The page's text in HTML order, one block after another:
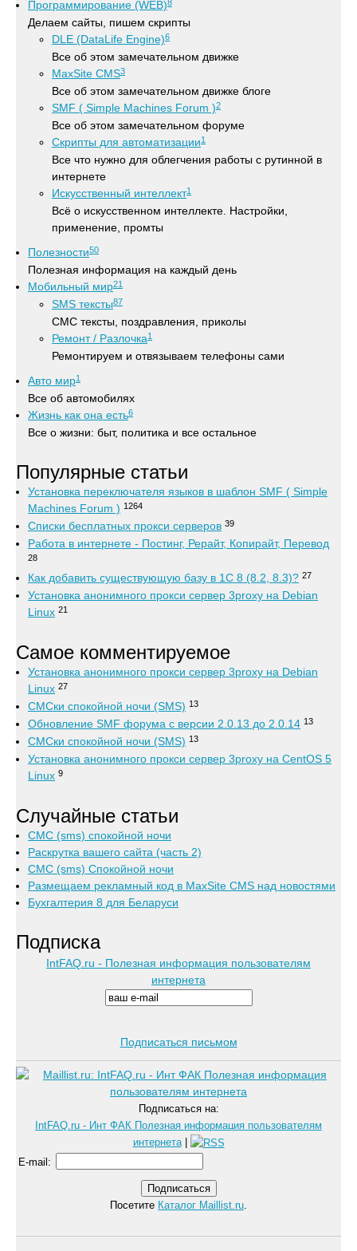
Программирование (WEB)8
Делаем сайты, пишем скрипты
DLE (DataLife Engine)6
Все об этом замечательном движке
MaxSite CMS3
Все об этом замечательном движке блоге
SMF ( Simple Machines Forum )2
Все об этом замечательном форуме
Скрипты для автоматизации1
Все что нужно для облегчения работы с рутинной в
интернете
Искусственный интеллект1
Всё о искусственном интеллекте. Настройки,
применение, промты
Полезности50
Полезная информация на каждый день
Мобильный мир21
SMS тексты87
СМС тексты, поздравления, приколы
Ремонт / Разлочка1
Ремонтируем и отвязываем телефоны сами
Авто мир1
Все об автомобилях
Жизнь как она есть6
Все о жизни: быт, политика и все остальное
Популярные статьи
Установка переключателя языков в шаблон SMF ( Simple
Machines Forum ) 1264
Списки бесплатных прокси серверов 39
Работа в интернете - Постинг, Рерайт, Копирайт, Перевод
28
Как добавить существующую базу в 1С 8 (8.2, 8.3)? 27
Установка анонимного прокси сервер 3proxy на Debian
Linux 21
Самое комментируемое
Установка анонимного прокси сервер 3proxy на Debian
Linux 27
СМСки спокойной ночи (SMS) 13
Обновление SMF форума с версии 2.0.13 до 2.0.14 13
СМСки спокойной ночи (SMS) 13
Установка анонимного прокси сервер 3proxy на CentOS 5
Linux 9
Случайные статьи
СМС (sms) спокойной ночи
Раскрутка вашего сайта (часть 2)
СМС (sms) Спокойной ночи
Размещаем рекламный код в MaxSite CMS над новостями
Бухгалтерия 8 для Беларуси
Подписка
IntFAQ.ru - Полезная информация пользователям
интернета
Подписаться письмом
Подписаться на:
IntFAQ.ru - Инт ФАК Полезная информация пользователям
интернета|
E-mail :
Посетите Каталог Maillist.ru.